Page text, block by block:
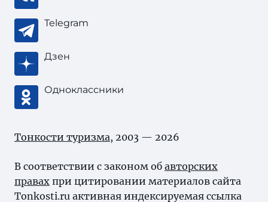
Telegram
Дзен
Одноклассники
Тонкости туризма, 2003 — 2026
В соответствии с законом об авторских
правах при цитировании материалов сайта
Tonkosti.ru активная индексируемая ссылка